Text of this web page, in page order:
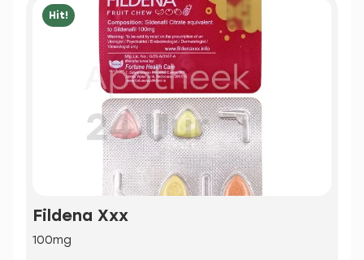
Hit!
Fildena Xxx
100mg